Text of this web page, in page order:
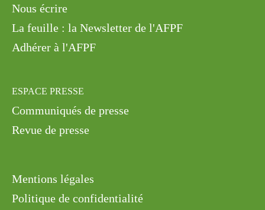
Nous écrire
La feuille : la Newsletter de l'AFPF
Adhérer à l'AFPF
ESPACE PRESSE
Communiqués de presse
Revue de presse
Mentions légales
Politique de confidentialité